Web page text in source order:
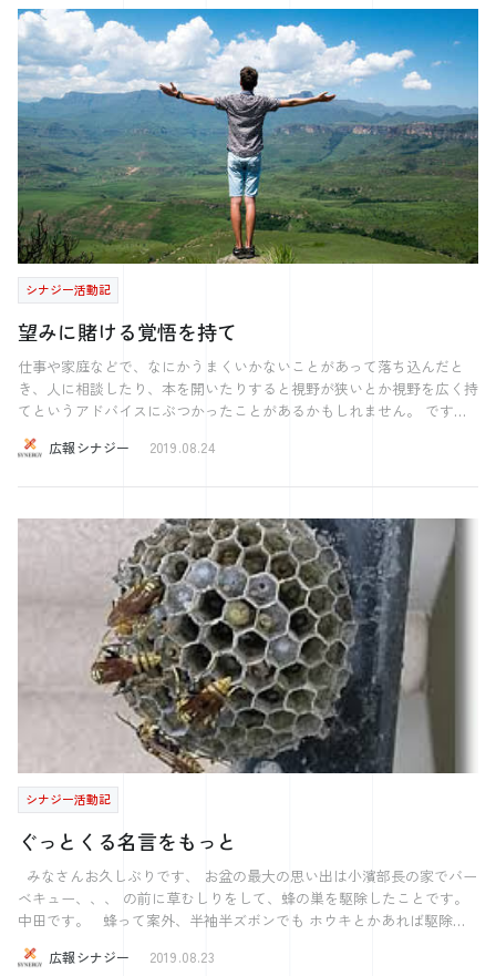
玉造温泉はご存知ですか？ 玉造温泉は出雲国風土記や枕草子に名前が
登場するほど古い歴史を持っており、 美肌の湯としても有名な温泉で
す。 そのような温泉に入り、今週の仕事の疲れを癒すことができまし
た。。。 さて、 玉造温泉に行って感じたことなのですが、 とにかく
おもてなしの心がすごいなと感じました。 従業員の方のお出迎えやお
見送り、 玉造温泉全体の温泉街の雰囲気など 入浴以外にも様々な工夫
が施されていました。 調べてみると、 温泉総選挙2017において 玉造
温泉は”おもてなし特別賞”という賞を受賞していました。 それほどま
でにおもてなしに関して強みを持っているのですね。 さて、 このお
もてなしですが温泉に入るという目的だった場合に なくても困らない
ものです。 温泉に入ることが目的なら 極端に言えば受付などの接客
を全て機械化してしまい、 省力化、省人化してしまえば今問題視して
いる生産性を少しでもあげることができると思います。 しかし、この
おもてなしがなかったらどうでしょう？ どこか味気ない温泉に感じる
のではないでしょうか？ 極力省人化されたスマートな温泉より、 昔
ながらの人間味溢れる無駄が多い温泉街の方が 多くの人が行きたいと
感じるでしょう。 このことから 無駄をなくす≠生産性の向上である
ことが分かります。 もちろん、 無駄をなくす（省人化など）ことで
生産性の向上に繋がるケースもあるかと思います。 しかし、無駄をな
くすことだけが生産性の向上に繋がる訳ではない。 時には、 あえて
無駄を付け足すことで生産性の向上に繋がることもあると思います。
しんでもらうか、喜んでもらうかを考える方が 生産性の向上に繋がる
かもしれませんね。 今回の温泉で色々な学びがあったのでブログで共
有させていただきました！！ 【田舎あるある】 ”異常に広い駐車場”
田舎は人が少ないため、多くの土地が余っています。 前回のブログに
も紹介しましたが、１人に対しての 土地の所有面積はとても広いで
はとても広いコンビニが多い。 店舗の何倍もの面積の駐車場があるコ
ンビニは島根県には多く存在しています。 そのため、長距離トラック
運転手の休憩場所としても利用されています。 駐車場がないコンビニ
が存在することが 初めて大都会(自分にとっての)に行った島根出身者に
はとても驚きでした。。笑
シナジー活動記
望みに賭ける覚悟を持て
仕事や家庭などで、なにかうまくいかないことがあって落ち込んだと
き、人に相談したり、本を開いたりすると視野が狭いとか視野を広く持
てというアドバイスにぶつかったことがあるかもしれません。 です
が、視野を広く持てと言われたところで、どうすれば広く持てるのかが
わからない、そう感じる人もいるのではないでしょうか。視野を広く持
いる手段を捨ててみることです。 今考えている手段が使えなかった
ら、どうしようかと考えて初めて代替案が出てくるからです。 私たち
は自分が一度気に入った手段をなかなか手放せません。 (かつてうまく
いった方法、苦労して手にした手段などなど) 自分にはこれしかない、
というのは大抵思い込みです。ほとんどの場合、他の手段、他の選択肢
があります。それを考えようとしないだけです。もうこれしかない、と
思ったら、今考えている選択肢を捨てて考えることが仕事をする上で大
切な事ではないでしょうか。 そして手段を見つけて満足して終わって
はいけません。 次は行動に移さなければなりません。仕事で「こんな
こと、出来ますか？」と聞かれた時に、「状況を確認し、検討させてい
ただきます。」といった返答をしてはいないでしょうか？こういった返
事をしてしまうとチャンスは逃げてしまいます。 相手が望んでいるこ
とを実現できるか分からない、自信がないと感じているのかもしれませ
ん。しかしそれは「100%できるか分からないから」というのは「私に
は未来が分からないから」と言っているのと同じです。そんな事は当た
り前で、単に逃げているだけです。 仕事ではこちらの準備が整うまで
待ってくれない事が多くあると思います。つまり「まだ準備できていな
い」のが、当たり前なのです。では何が必要かというと、求められてい
ることを何としてでも実現してみせる、という「覚悟」が必要です。
中島みゆきさんの「ファイト！」という歌にこんな歌詞があります。
「勝つか負けるかそれはわからない それでもとにかく闘いの 出場通知
広報シナジー 2019.08.24
シナジー活動記
ぐっとくる名言をもっと
ベキュー、、、 の前に草むしりをして、蜂の巣を駆除したことです。
中田です。 蜂って案外、半袖半ズボンでも ホウキとかあれば駆除で
きるんですね（絶対に真似しないでください。） さて今回はバーベキ
ューやお盆の話とはまったく関係がありません 私がお盆の間に読んだ
広報シナジー 2019.08.23